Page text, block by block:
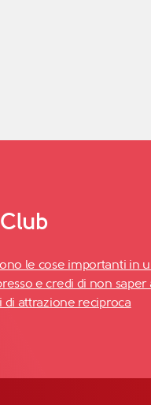
le cose importanti in
e credi di non saper
di attrazione reciproca